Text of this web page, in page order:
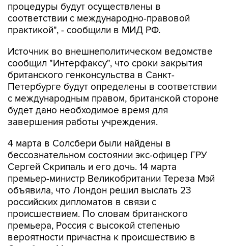
практикой", - сообщили в МИД РФ.
Источник во внешнеполитическом ведомстве
британского генконсульства в Санкт-
Петербурге будут определены в соответствии
с международным правом, британской стороне
будет дано необходимое время для
завершения работы учреждения.
4 марта в Солсбери были найдены в
Сергей Скрипаль и его дочь. 14 марта
премьер-министр Великобритании Тереза Мэй
объявила, что Лондон решил выслать 23
российских дипломатов в связи с
происшествием. По словам британского
премьера, Россия с высокой степенью
вероятности причастна к происшествию в
Солсбери. Москва неоднократно отвергала эти
подозрения.